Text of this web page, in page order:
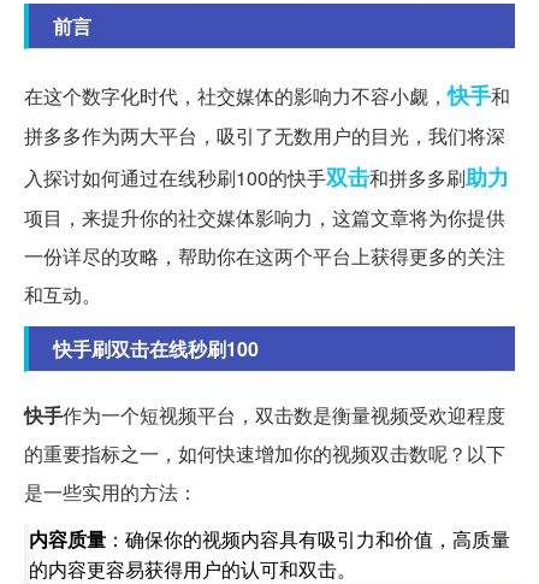
前言
在这个数字化时代，社交媒体的影响力不容小觑，快手和
拼多多作为两大平台，吸引了无数用户的目光，我们将深
入探讨如何通过在线秒刷100的快手双击和拼多多刷助力
项目，来提升你的社交媒体影响力，这篇文章将为你提供
一份详尽的攻略，帮助你在这两个平台上获得更多的关注
和互动。
快手刷双击在线秒刷100
快手作为一个短视频平台，双击数是衡量视频受欢迎程度
的重要指标之一，如何快速增加你的视频双击数呢？以下
是一些实用的方法：
内容质量 ：确保你的视频内容具有吸引力和价值，高质量
的内容更容易获得用户的认可和双击。